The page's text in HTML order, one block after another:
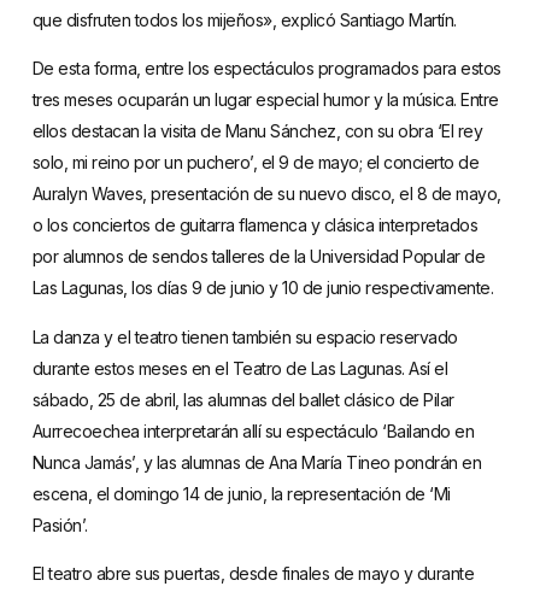
que disfruten todos los mijeños», explicó Santiago Martín.
De esta forma, entre los espectáculos programados para estos
tres meses ocuparán un lugar especial humor y la música. Entre
ellos destacan la visita de Manu Sánchez, con su obra ‘El rey
solo, mi reino por un puchero’, el 9 de mayo; el concierto de
Auralyn Waves, presentación de su nuevo disco, el 8 de mayo,
o los conciertos de guitarra flamenca y clásica interpretados
por alumnos de sendos talleres de la Universidad Popular de
Las Lagunas, los días 9 de junio y 10 de junio respectivamente.
La danza y el teatro tienen también su espacio reservado
durante estos meses en el Teatro de Las Lagunas. Así el
sábado, 25 de abril, las alumnas del ballet clásico de Pilar
Aurrecoechea interpretarán allí su espectáculo ‘Bailando en
Nunca Jamás’, y las alumnas de Ana María Tineo pondrán en
escena, el domingo 14 de junio, la representación de ‘Mi
Pasión’.
El teatro abre sus puertas, desde finales de mayo y durante